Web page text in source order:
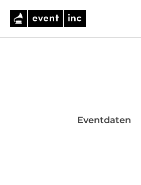
Eventdaten